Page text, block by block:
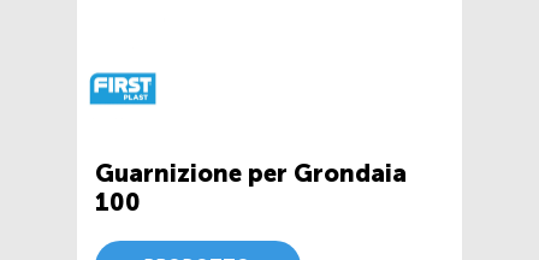
Guarnizione per Grondaia
100